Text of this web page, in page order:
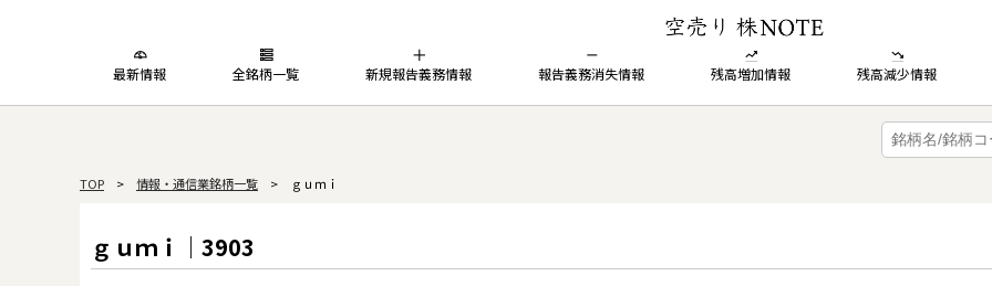
最新情報 全銘柄一覧 新規報告義務情報 報告義務消失情報 残高増加情報 残高減少情報
TOP > 情報・通信業銘柄一覧 > ｇｕｍｉ
ｇｕｍｉ｜3903